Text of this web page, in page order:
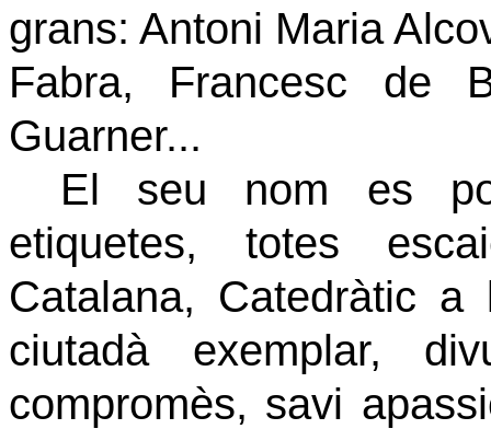
grans: Antoni Maria
Fabra, Francesc de
Guarner...
El seu nom es
etiquetes, totes
Catalana, Catedràtic a
ciutadà exemplar,
compromès, savi